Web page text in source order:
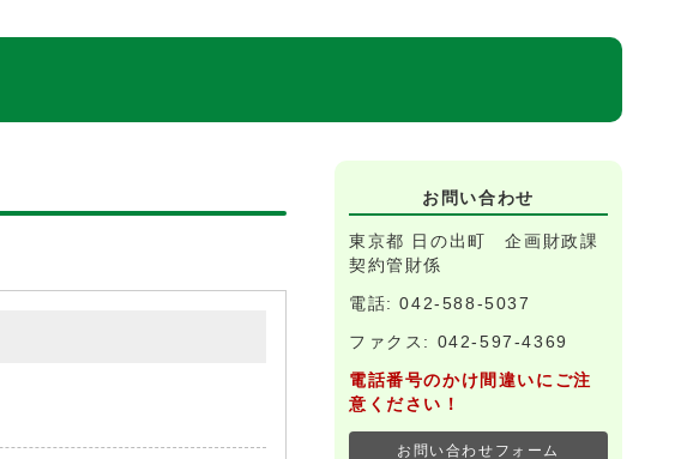
お問い合わせ
東京都 日の出町 企画財政課
契約管財係
電話: 042-588-5037
ファクス: 042-597-4369
電話番号のかけ間違いにご注
意ください！
お問い合わせフォーム